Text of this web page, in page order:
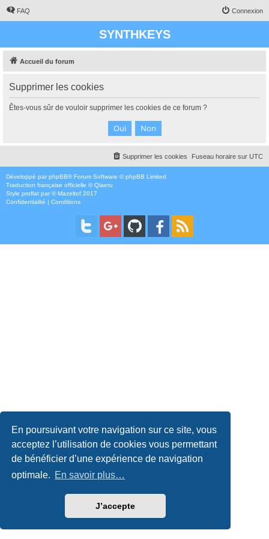
En poursuivant votre navigation sur ce site, vous
acceptez l’utilisation de cookies vous permettant
de bénéficier d’une expérience de navigation
optimale. En savoir plus…
J’accepte
FAQ Connexion
SYNTHKEYS
Accueil du forum
Supprimer les cookies
Êtes-vous sûr de vouloir supprimer les cookies de ce forum ?
Fuseau horaire sur UTC
Supprimer les cookies
Développé par phpBB® Forum Software © phpBB Limited
Traduction française officielle ©Qiaeru
Style proflat par ©Mazeltof 2017
Confidentialité | Conditions